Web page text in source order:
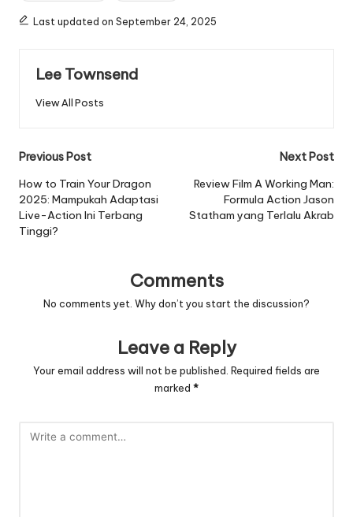
Last updated on September 24, 2025
Lee Townsend
View All Posts
Post
navigation
Previous Post
How to Train Your Dragon
2025: Mampukah Adaptasi
Live-Action Ini Terbang
Tinggi?
Next Post
Review Film A Working Man:
Formula Action Jason
Statham yang Terlalu Akrab
Comments
No comments yet. Why don’t you start the discussion?
Leave a Reply
Your email address will not be published. Required fields are
marked *